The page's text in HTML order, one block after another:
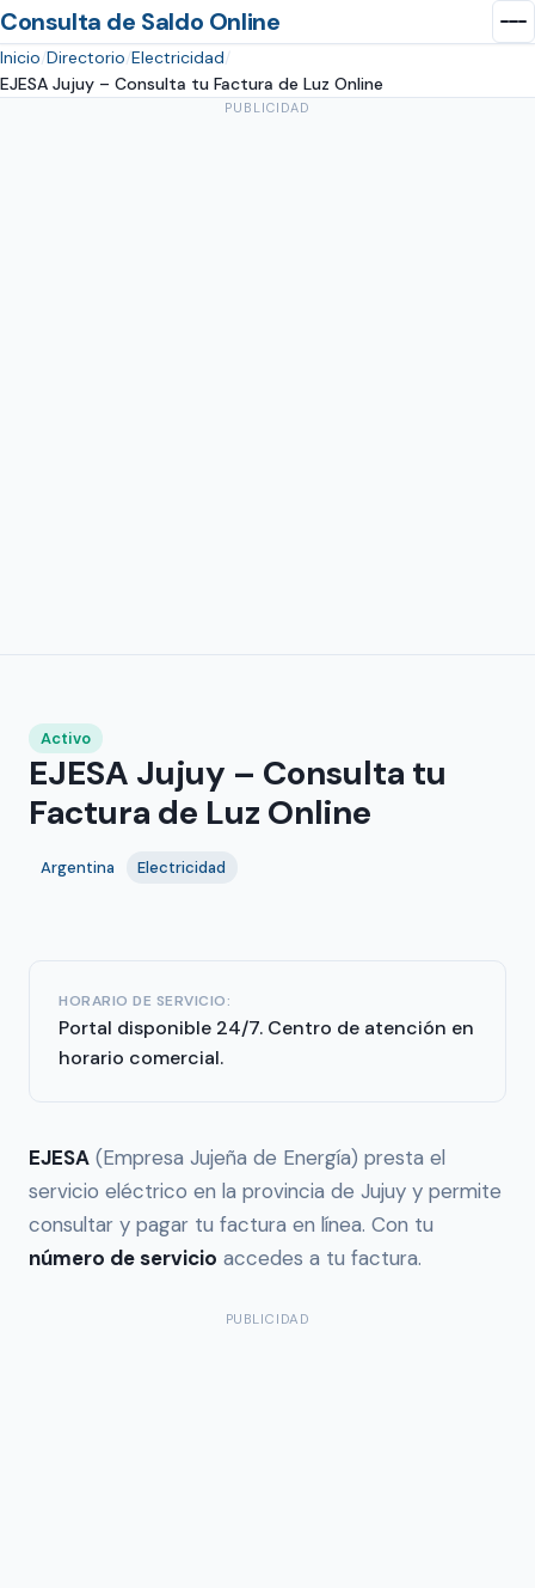
Consulta de Saldo Online
Inicio Directorio Electricidad
EJESA Jujuy – Consulta tu Factura de Luz Online
PUBLICIDAD
Activo
EJESA Jujuy – Consulta tu
Factura de Luz Online
Argentina Electricidad
HORARIO DE SERVICIO:
Portal disponible 24/7. Centro de atención en
horario comercial.
EJESA (Empresa Jujeña de Energía) presta el
servicio eléctrico en la provincia de Jujuy y permite
consultar y pagar tu factura en línea. Con tu
número de servicio accedes a tu factura.
PUBLICIDAD